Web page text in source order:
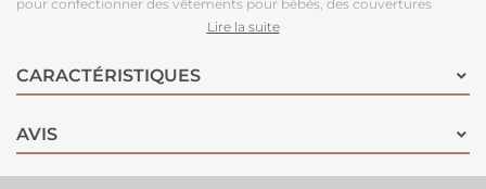
pour confectionner des vêtements pour bébés, des couvertures
douillettes, des gigoteuses, et des lingettes pratiques. Sa
apportent une touche fraîche et amusante à vos projets. Fabriqué en
coton de haute qualité, il est respirant, doux pour la peau délicate des
lavage après lavage. Ajoutez une note de fraîcheur et de gaieté aux
affaires de vos petits avec notre tissu double gaze gaufré fruité!
Lire la suite
CARACTÉRISTIQUES
AVIS